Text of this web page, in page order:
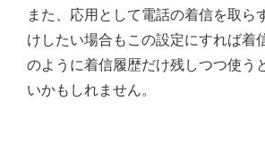
また、応用として電話の着信を取ら
けしたい場合もこの設定にすれば着
のように着信履歴だけ残しつつ使う
いかもしれません。